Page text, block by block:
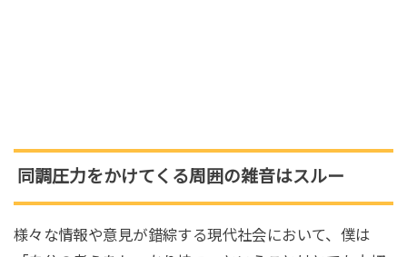
同調圧力をかけてくる周囲の雑音はスルー
様々な情報や意見が錯綜する現代社会において、僕は